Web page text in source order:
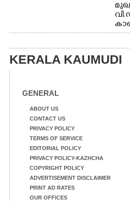
KERALA KAUMUDI
GENERAL
ABOUT US
CONTACT US
PRIVACY POLICY
TERMS OF SERVICE
EDITORIAL POLICY
PRIVACY POLICY-KAZHCHA
COPYRIGHT POLICY
ADVERTISEMENT DISCLAIMER
PRINT AD RATES
OUR OFFICES